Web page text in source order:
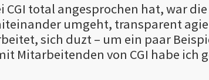
CGI total angesprochen hat, war
umgeht, transparent
sich duzt – um ein paar
Mitarbeitenden von CGI habe ich